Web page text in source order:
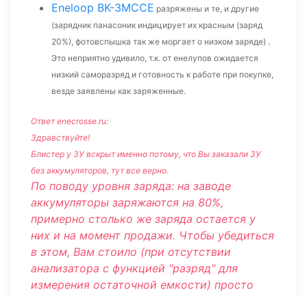
Eneloop BK-3MCCE разряжены и те, и другие
(зарядник панасоник индицирует их красным (заряд
20%), фотовспышка так же моргает о низком заряде) .
Это неприятно удивило, т.к. от енелупов ожидается
низкий саморазряд и готовность к работе при покупке,
везде заявлены как заряженные.
Ответ enecrosse.ru:
Здравствуйте!
Блистер у ЗУ вскрыт именно потому, что Вы заказали ЗУ
без аккумуляторов, тут все верно.
По поводу уровня заряда: на заводе
аккумуляторы заряжаются на 80%,
примерно столько же заряда остается у
них и на момент продажи. Чтобы убедиться
в этом, Вам стоило (при отсутствии
анализатора с функцией "разряд" для
измерения остаточной емкости) просто